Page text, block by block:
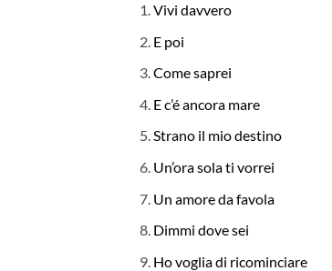
Vivi davvero
E poi
Come saprei
E c’é ancora mare
Strano il mio destino
Un’ora sola ti vorrei
Un amore da favola
Dimmi dove sei
Ho voglia di ricominciare